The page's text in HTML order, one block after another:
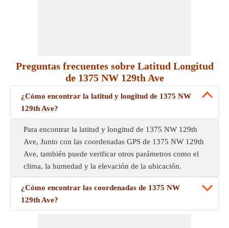
Preguntas frecuentes sobre Latitud Longitud
de 1375 NW 129th Ave
¿Cómo encontrar la latitud y longitud de 1375 NW
129th Ave?
Para encontrar la latitud y longitud de 1375 NW 129th
Ave, Junto con las coordenadas GPS de 1375 NW 129th
Ave, también puede verificar otros parámetros como el
clima, la humedad y la elevación de la ubicación.
¿Cómo encontrar las coordenadas de 1375 NW
129th Ave?